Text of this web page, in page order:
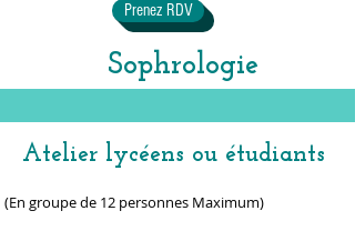
Prenez RDV
Sophrologie
Atelier lycéens ou étudiants
(En groupe de 12 personnes Maximum)